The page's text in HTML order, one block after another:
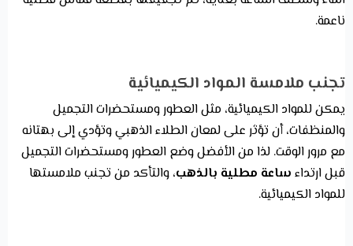
ناعمة.
تجنب ملامسة المواد الكيميائية
يمكن للمواد الكيميائية، مثل العطور ومستحضرات التجميل
والمنظفات، أن تؤثر على لمعان الطلاء الذهبي وتؤدي إلى بهتانه
مع مرور الوقت. لذا من الأفضل وضع العطور ومستحضرات التجميل
قبل ارتداء ساعة مطلية بالذهب، والتأكد من تجنب ملامستها
للمواد الكيميائية.